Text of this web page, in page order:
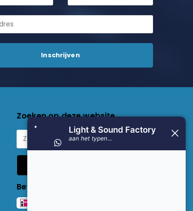
Zoeken op deze website
Betaalmethoden